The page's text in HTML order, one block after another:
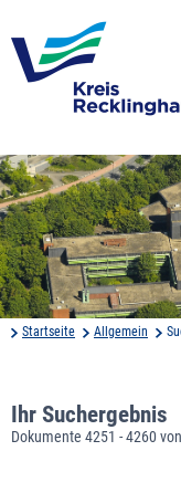
Startseite Allgemein
Ihr Suchergebnis
Dokumente 4251 - 4260